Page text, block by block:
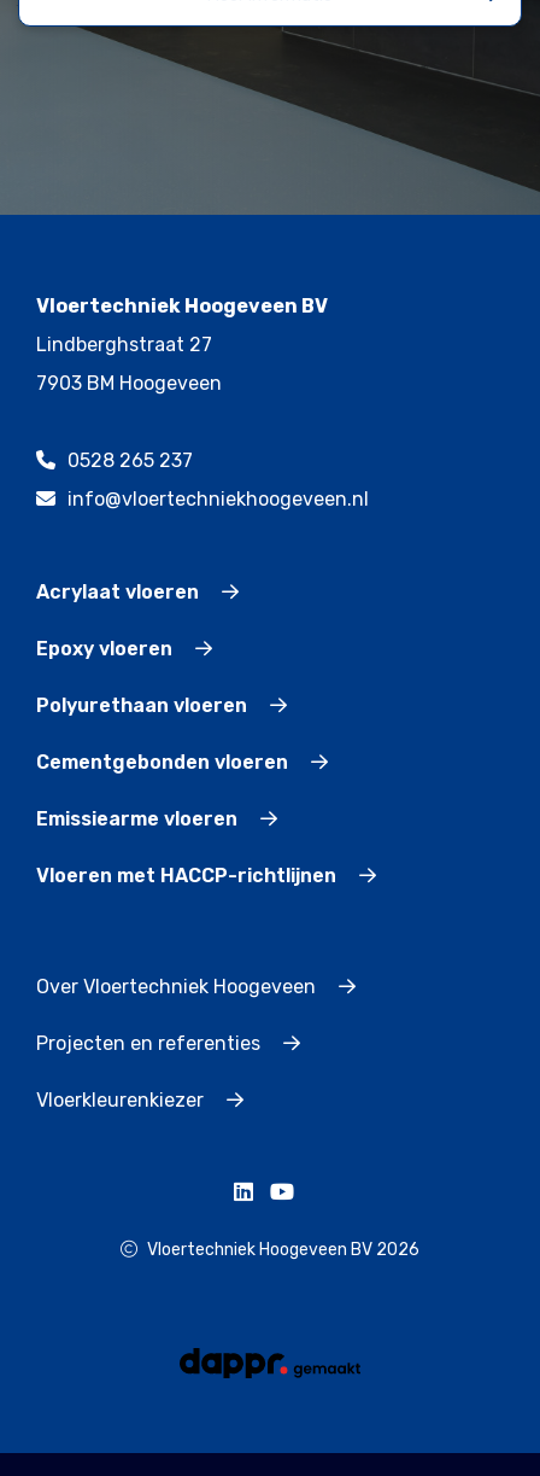
Vloertechniek Hoogeveen BV
Lindberghstraat 27
7903 BM Hoogeveen
0528 265 237
info@vloertechniekhoogeveen.nl
Acrylaat vloeren
Epoxy vloeren
Polyurethaan vloeren
Cementgebonden vloeren
Emissiearme vloeren
Vloeren met HACCP-richtlijnen
Over Vloertechniek Hoogeveen
Projecten en referenties
Vloerkleurenkiezer
Vloertechniek Hoogeveen BV 2026